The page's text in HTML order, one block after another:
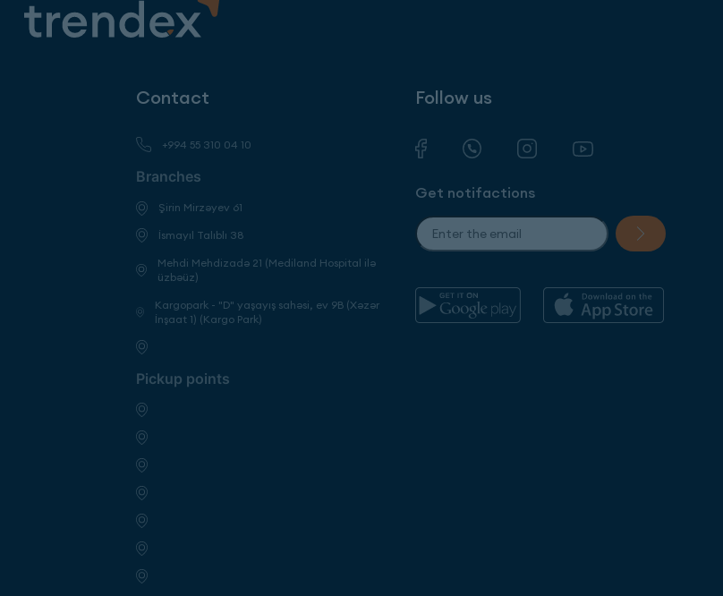
Contact
+994 55 310 04 10
Branches
Şirin Mirzəyev 61
İsmayıl Talıblı 38
Mehdi Mehdizadə 21 (Mediland Hospital ilə
üzbəüz)
Kargopark - "D" yaşayış sahəsi, ev 9B (Xəzər
İnşaat 1) (Kargo Park)
Pickup points
Follow us
Get notifactions